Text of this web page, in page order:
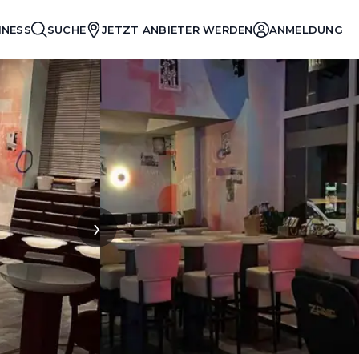
SUCHE JETZT ANBIETER WERDEN ANMELDUNG
›